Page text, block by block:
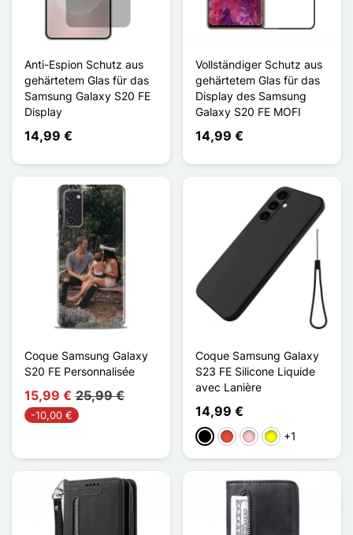
Anti-Espion Schutz aus
gehärtetem Glas für das
Samsung Galaxy S20 FE
Display
14,99 €
Vollständiger Schutz aus
gehärtetem Glas für das
Display des Samsung
Galaxy S20 FE MOFI
14,99 €
Coque Samsung Galaxy
S20 FE Personnalisée
15,99 € 25,99 €
-10,00 €
Coque Samsung Galaxy
S23 FE Silicone Liquide
avec Lanière
14,99 €
Schwarz
Rot PinkGelb+1